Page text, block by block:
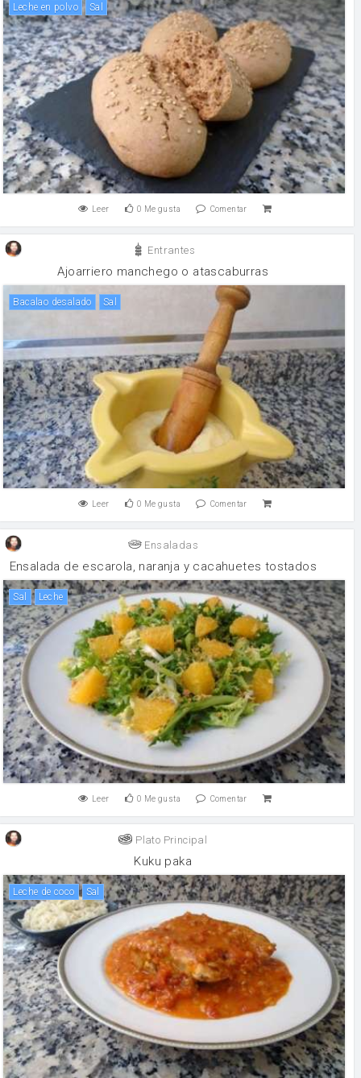
leche en polvo sal
Leer 0 Me gusta Comentar
Entrantes
Ajoarriero manchego o atascaburras
Bacalao desalado sal
Leer 0 Me gusta Comentar
Ensaladas
Ensalada de escarola, naranja y cacahuetes tostados
sal leche
Leer 0 Me gusta Comentar
Plato Principal
Kuku paka
Leche de coco sal